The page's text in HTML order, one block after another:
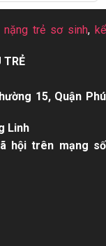
nặng trẻ sơ sinh,kể
TRẺ
15, Quận Phú
Linh
hội trên mạng số